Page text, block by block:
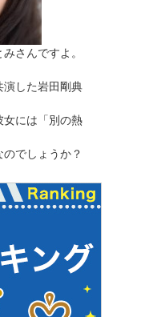
さんですよ。
演した岩田剛典
女には「別の熱
でしょうか？